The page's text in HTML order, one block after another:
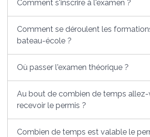
Comment s'inscrire à l'examen ?
Comment se déroulent les
bateau-école ?
Où passer l'examen théorique ?
Au bout de combien de temps allez-
recevoir le permis ?
Combien de temps est valable le